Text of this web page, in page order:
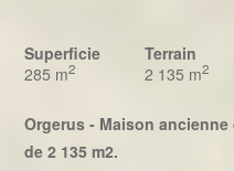
Superficie
285 m2
Terrain
2 135 m2
Orgerus - Maison
de 2 135 m2.